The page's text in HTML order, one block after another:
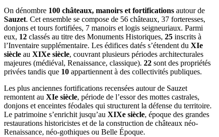
On dénombre 100 châteaux, manoirs et fortifications autour de
Sauzet. Cet ensemble se compose de 56 châteaux, 37 forteresses,
donjons et tours fortifiées, 7 manoirs et logis seigneuriaux. Parmi
eux, 12 classés au titre des Monuments Historiques, 25 inscrits à
l’Inventaire supplémentaire. Les édifices datés s’étendent du XIe
siècle au XIXe siècle, couvrant plusieurs périodes architecturales
majeures (médiéval, Renaissance, classique). 22 sont des propriétés
privées tandis que 10 appartiennent à des collectivités publiques.
Les plus anciennes fortifications recensées autour de Sauzet
remontent au XIe siècle, période de l’essor des mottes castrales,
donjons et enceintes féodales qui structurent la défense du territoire.
Le patrimoine s’enrichit jusqu’au XIXe siècle, époque des grandes
restaurations historicistes et de la construction de châteaux néo-
Renaissance, néo-gothiques ou Belle Époque.